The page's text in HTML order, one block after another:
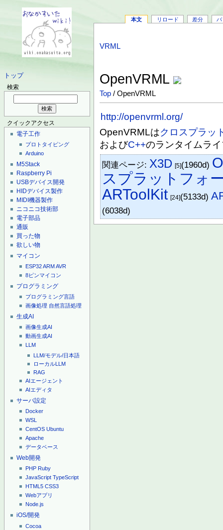
トップ
検索
クイックアクセス
電子工作
プロトタイピング
Arduino
M5Stack
Raspberry Pi
USBデバイス開発
HIDデバイス製作
MIDI機器製作
ニコニコ技術部
電子部品
通販
買った物
欲しい物
マイコン
ESP32ARMAVR
8ピンマイコン
プログラミング
プログラミング言語
画像処理 自然言語処理
生成AI
画像生成AI
動画生成AI
LLM
LLM/モデル/日本語
ローカルLLM
RAG
AIエージェント
AIエディタ
サーバ設定
Docker
WSL
CentOS Ubuntu
Apache
データベース
Web開発
PHP Ruby
JavaScript TypeScript
HTML5 CSS3
Webアプリ
Node.js
iOS/開発
Cocoa
本文 リロード 差分 バ
VRML
OpenVRML
Top / OpenVRML
http://openvrml.org/
OpenVRMLはクロスプラッ
およびC++のランタイムラ
関連ページ: X3D [5](1960d)
スプラットフォ
ARToolKit [24](5133d)
(6038d)